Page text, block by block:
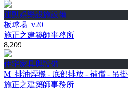
運動娛樂設施設備
板球場_v20
施正之建築師事務所
8,209
住宅家具與設備
M_排油煙機 - 底部排放 - 補償 - 吊掛
施正之建築師事務所